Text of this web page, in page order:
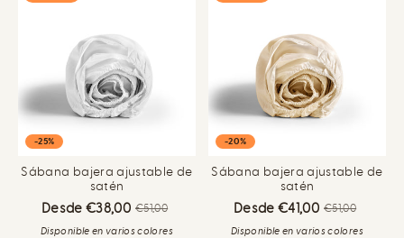
-25%
Sábana bajera ajustable de
satén
Desde €38,00 €51,00
Disponible en varios colores
-20%
Sábana bajera ajustable de
satén
Desde €41,00 €51,00
Disponible en varios colores